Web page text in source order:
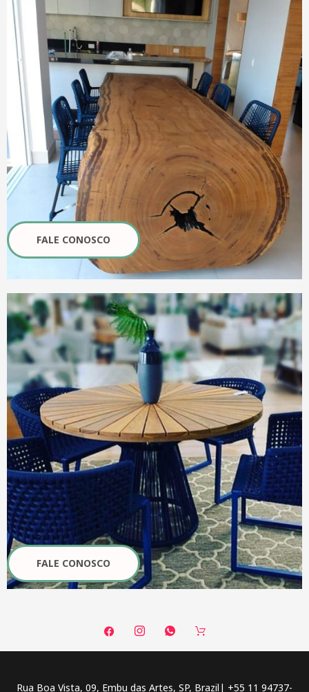
FALE CONOSCO
FALE CONOSCO
Rua Boa Vista, 09, Embu das Artes, SP, Brazil| +55 11 94737-